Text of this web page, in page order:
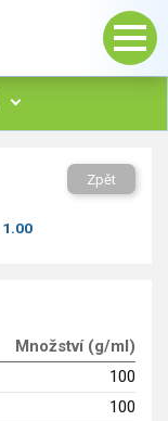
Zpět
1.00
Množství (g/ml)
100
100